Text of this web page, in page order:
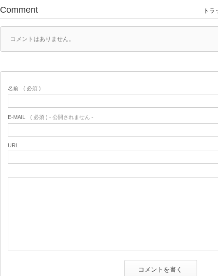
Comment トラ
コメントはありません。
名前 ( 必須 )
E-MAIL ( 必須 ) - 公開されません -
URL